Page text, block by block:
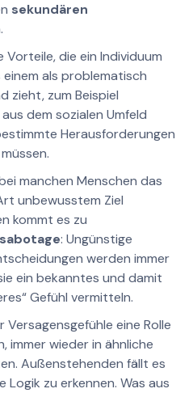
sekundären
die ein Individuum
als problematisch
zieht, zum Beispiel
dem sozialen Umfeld
Herausforderungen
manchen Menschen das
unbewusstem Ziel
kommt es zu
: Ungünstige
werden immer
ein bekanntes und damit
Gefühl vermitteln.
eine Rolle
immer wieder in ähnliche
Außenstehenden fällt es
Logik zu erkennen. Was aus